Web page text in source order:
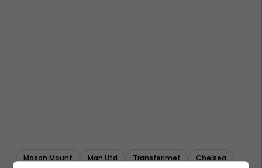
Mason Mount Man Utd Transferimet
Chelsea